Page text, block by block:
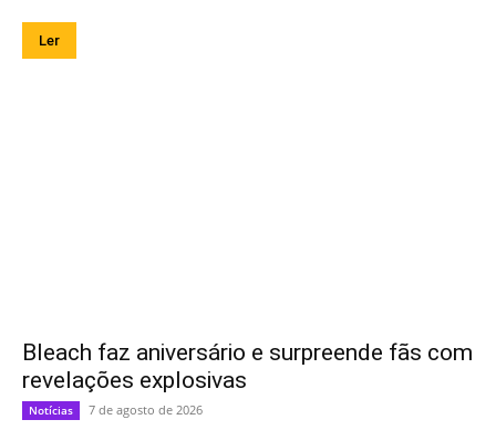
Ler
Bleach faz aniversário e surpreende fãs com
revelações explosivas
Notícias 7 de agosto de 2026